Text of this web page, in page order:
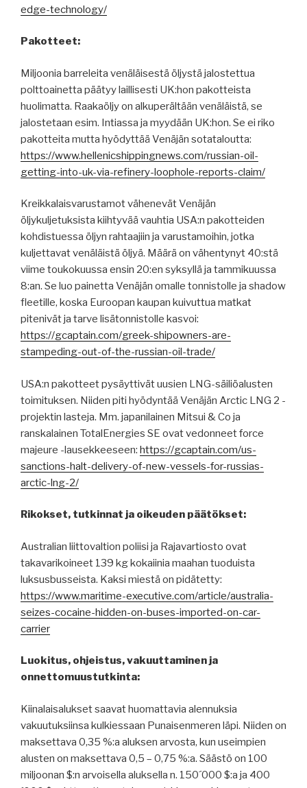
edge-technology/
Pakotteet:
Miljoonia barreleita venäläisestä öljystä jalostettua
polttoainetta päätyy laillisesti UK:hon pakotteista
huolimatta. Raakaöljy on alkuperältään venäläistä, se
jalostetaan esim. Intiassa ja myydään UK:hon. Se ei riko
pakotteita mutta hyödyttää Venäjän sotataloutta:
https://www.hellenicshippingnews.com/russian-oil-
getting-into-uk-via-refinery-loophole-reports-claim/
Kreikkalaisvarustamot vähenevät Venäjän
öljykuljetuksista kiihtyvää vauhtia USA:n pakotteiden
kohdistuessa öljyn rahtaajiin ja varustamoihin, jotka
kuljettavat venäläistä öljyä. Määrä on vähentynyt 40:stä
viime toukokuussa ensin 20:en syksyllä ja tammikuussa
8:an. Se luo painetta Venäjän omalle tonnistolle ja shadow
fleetille, koska Euroopan kaupan kuivuttua matkat
pitenivät ja tarve lisätonnistolle kasvoi:
https://gcaptain.com/greek-shipowners-are-
stampeding-out-of-the-russian-oil-trade/
USA:n pakotteet pysäyttivät uusien LNG-säiliöalusten
toimituksen. Niiden piti hyödyntää Venäjän Arctic LNG 2 -
projektin lasteja. Mm. japanilainen Mitsui & Co ja
ranskalainen TotalEnergies SE ovat vedonneet force
majeure -lausekkeeseen: https://gcaptain.com/us-
sanctions-halt-delivery-of-new-vessels-for-russias-
arctic-lng-2/
Rikokset, tutkinnat ja oikeuden päätökset:
Australian liittovaltion poliisi ja Rajavartiosto ovat
takavarikoineet 139 kg kokaiinia maahan tuoduista
luksusbusseista. Kaksi miestä on pidätetty:
https://www.maritime-executive.com/article/australia-
seizes-cocaine-hidden-on-buses-imported-on-car-
carrier
Luokitus, ohjeistus, vakuuttaminen ja
onnettomuustutkinta:
Kiinalaisalukset saavat huomattavia alennuksia
vakuutuksiinsa kulkiessaan Punaisenmeren läpi. Niiden on
maksettava 0,35 %:a aluksen arvosta, kun useimpien
alusten on maksettava 0,5 – 0,75 %:a. Säästö on 100
miljoonan $:n arvoisella aluksella n. 150´000 $:a ja 400